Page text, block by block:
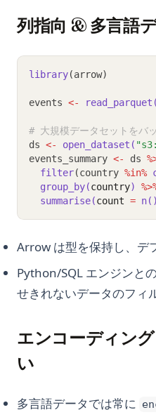
列指向 & 多言語
library(arrow)
events <- read_parquet(
# 大規模データセットをバ
ds <- open_dataset(
events_summary <- ds
filter(country %in%
group_by(country)
summarise(count =
Arrow は型を保持し、デ
Python/SQL エンジンと
せきれないデータのフィ
エンコーディン
い
多言語データでは常に